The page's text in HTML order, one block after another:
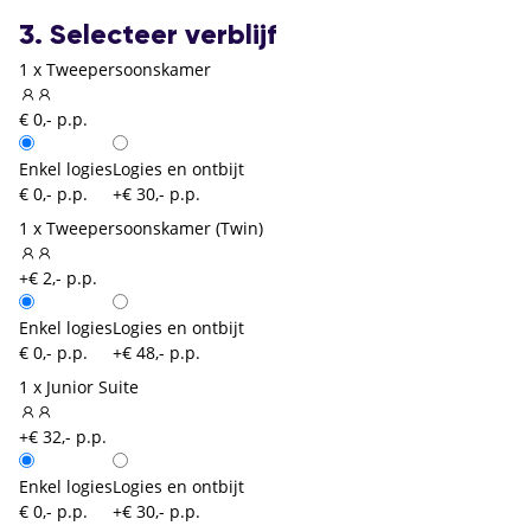
3. Selecteer verblijf
1 x Tweepersoonskamer
€ 0,- p.p.
Enkel logies
€ 0,- p.p.
Logies en ontbijt
+€ 30,- p.p.
1 x Tweepersoonskamer (Twin)
+€ 2,- p.p.
Enkel logies
€ 0,- p.p.
Logies en ontbijt
+€ 48,- p.p.
1 x Junior Suite
+€ 32,- p.p.
Enkel logies
€ 0,- p.p.
Logies en ontbijt
+€ 30,- p.p.